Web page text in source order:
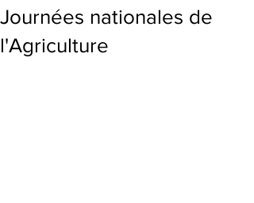
Journées nationales de
l'Agriculture